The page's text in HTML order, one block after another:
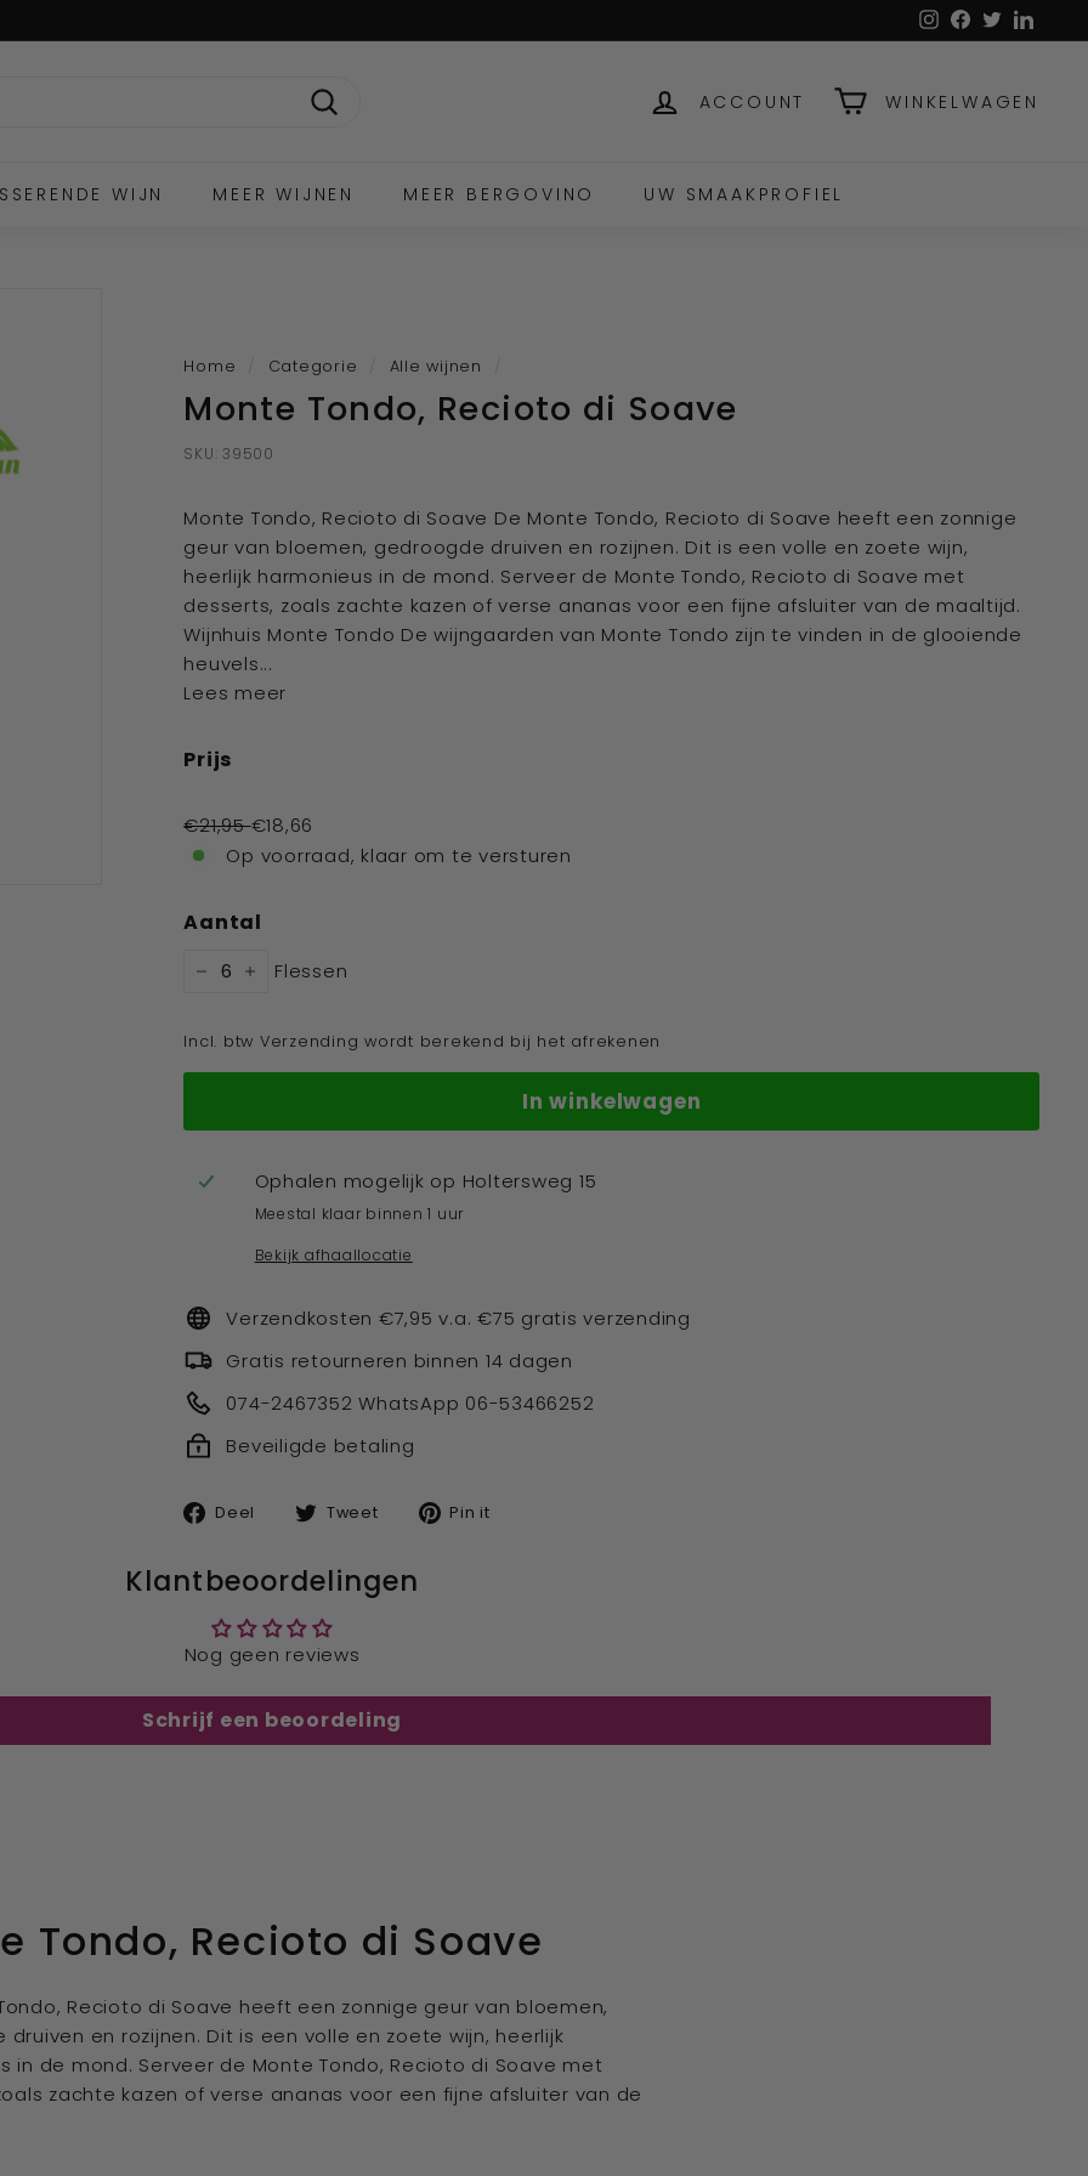
Instagram
Facebook
Twitter
ACCOUNT WINKELWAGEN
WIJN MEER WIJNEN MEER BERGOVINO UW SMAAKPROFIEL
Home Categorie Alle wijnen
Monte Tondo, Recioto di Soave
SKU: 39500
Monte Tondo, Recioto di Soave De Monte Tondo, Recioto di Soave heeft een zonnige
geur van bloemen, gedroogde druiven en rozijnen. Dit is een volle en zoete wijn,
heerlijk harmonieus in de mond. Serveer de Monte Tondo, Recioto di Soave met
desserts, zoals zachte kazen of verse ananas voor een fijne afsluiter van de maaltijd.
Wijnhuis Monte Tondo De wijngaarden van Monte Tondo zijn te vinden in de glooiende
heuvels...
Lees meer
Prijs
prijs
€21,95€18,66
Op voorraad, klaar om te versturen
Aantal
Flessen
Incl. btw Verzending wordt berekend bij het afrekenen
In winkelwagen
Ophalen mogelijk op Holtersweg 15
Meestal klaar binnen 1 uur
Bekijk afhaallocatie
Verzendkosten €7,95 v.a. €75 gratis verzending
Gratis retourneren binnen 14 dagen
074-2467352 WhatsApp 06-53466252
Beveiligde betaling
Deel
Deel
facebook
Tweet
Tweet
twitter
Pin it
Klantbeoordelingen
Nog geen reviews
Schrijf een beoordeling
Tondo, Recioto di Soave
Recioto di Soave heeft een zonnige geur van bloemen,
druiven en rozijnen. Dit is een volle en zoete wijn, heerlijk
in de mond. Serveer de Monte Tondo, Recioto di Soave met
zachte kazen of verse ananas voor een fijne afsluiter van de